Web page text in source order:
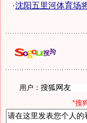
·沈阳五里河体育场
用户：
*搜